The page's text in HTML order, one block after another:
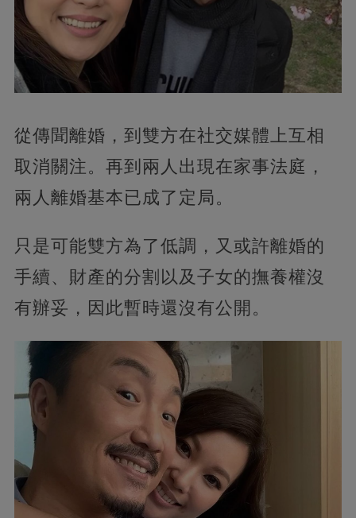
從傳聞離婚，到雙方在社交媒體上互相
取消關注。再到兩人出現在家事法庭，
兩人離婚基本已成了定局。
只是可能雙方為了低調，又或許離婚的
手續、財產的分割以及子女的撫養權沒
有辦妥，因此暫時還沒有公開。